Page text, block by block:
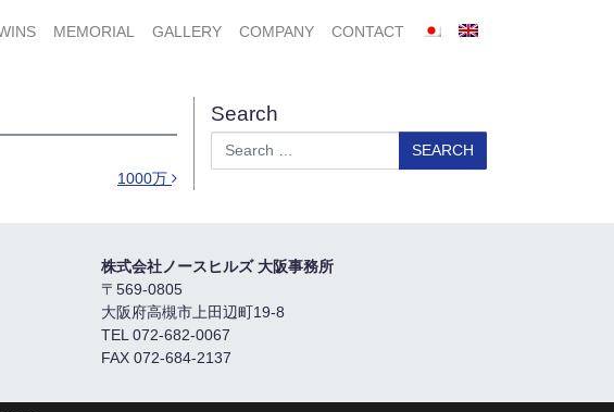
MEMORIAL GALLERY COMPANY CONTACT
1000万
Search
Search
株式会社ノースヒルズ 大阪事務所
〒569-0805
大阪府高槻市上田辺町19-8
TEL 072-682-0067
FAX 072-684-2137